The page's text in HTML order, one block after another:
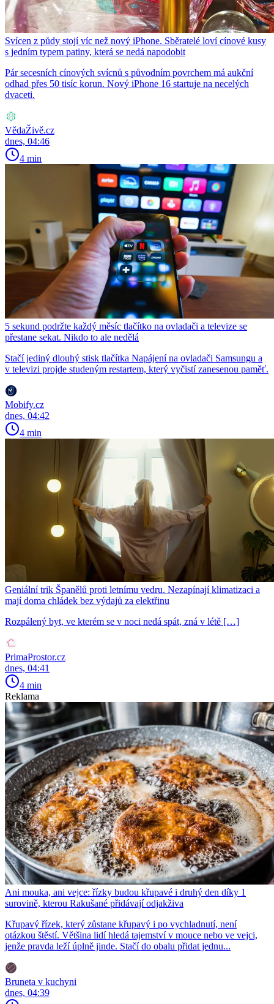
Svícen z půdy stojí víc než nový iPhone. Sběratelé loví cínové kusy
s jedním typem patiny, která se nedá napodobit
Pár secesních cínových svícnů s původním povrchem má aukční
odhad přes 50 tisíc korun. Nový iPhone 16 startuje na necelých
dvaceti.
VědaŽivě.cz
dnes, 04:46
4 min
5 sekund podržte každý měsíc tlačítko na ovladači a televize se
přestane sekat. Nikdo to ale nedělá
Stačí jediný dlouhý stisk tlačítka Napájení na ovladači Samsungu a
v televizi projde studeným restartem, který vyčistí zanesenou paměť.
Mobify.cz
dnes, 04:42
4 min
Geniální trik Španělů proti letnímu vedru. Nezapínají klimatizaci a
mají doma chládek bez výdajů za elektřinu
Rozpálený byt, ve kterém se v noci nedá spát, zná v létě […]
PrimaProstor.cz
dnes, 04:41
4 min
Reklama
Ani mouka, ani vejce: řízky budou křupavé i druhý den díky 1
surovině, kterou Rakušané přidávají odjakživa
Křupavý řízek, který zůstane křupavý i po vychladnutí, není
otázkou štěstí. Většina lidí hledá tajemství v mouce nebo ve vejci,
jenže pravda leží úplně jinde. Stačí do obalu přidat jednu...
Bruneta v kuchyni
dnes, 04:39